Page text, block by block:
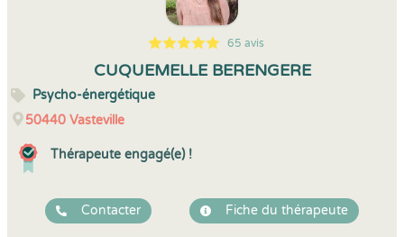
5
1
5
65 65 avis
CUQUEMELLE BERENGERE
Psycho-énergétique
50440 Vasteville
Thérapeute engagé(e) !
Contacter Fiche du thérapeute